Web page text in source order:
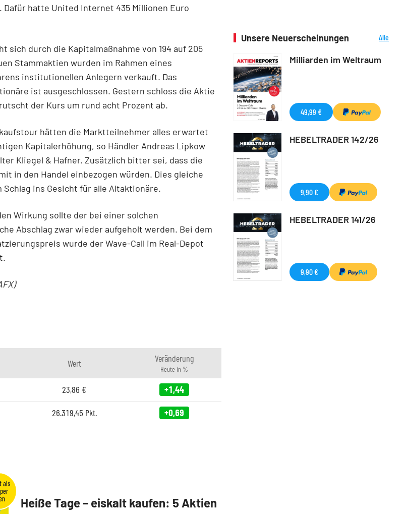
hatte United Internet 435 Millionen Euro
sich durch die Kapitalmaßnahme von 194 auf 205
Stammaktien wurden im Rahmen eines
institutionellen Anlegern verkauft. Das
ist ausgeschlossen. Gestern schloss die Aktie
der Kurs um rund acht Prozent ab.
hätten die Marktteilnehmer alles erwartet
Kapitalerhöhung, so Händler Andreas Lipkow
Kliegel & Hafner. Zusätzlich bitter sei, dass die
in den Handel einbezogen würden. Dies gleiche
ins Gesicht für alle Altaktionäre.
Wirkung sollte der bei einer solchen
Abschlag zwar wieder aufgeholt werden. Bei dem
wurde der Wave-Call im Real-Depot
Wert Veränderung
Heute in %
23,86 € +1,44
26.319,45 Pkt. +0,69
Heiße Tage – eiskalt kaufen: 5 Aktien
Unsere Neuerscheinungen
Alle
Milliarden im Weltraum
49,99 €
HEBELTRADER 142/26
9,90 €
HEBELTRADER 141/26
9,90 €